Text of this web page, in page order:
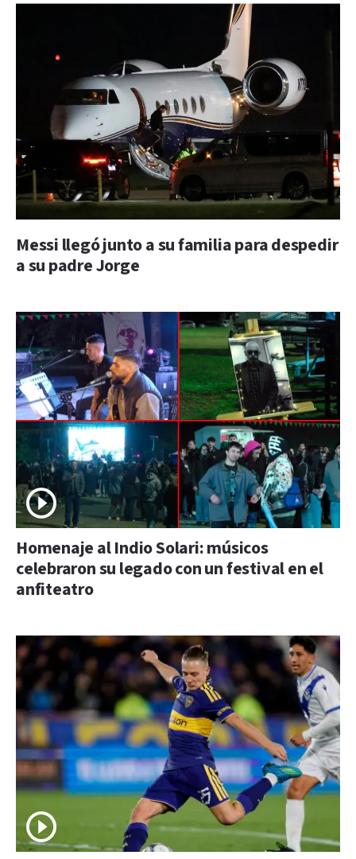
Messi llegó junto a su familia para despedir
a su padre Jorge
Homenaje al Indio Solari: músicos
celebraron su legado con un festival en el
anfiteatro